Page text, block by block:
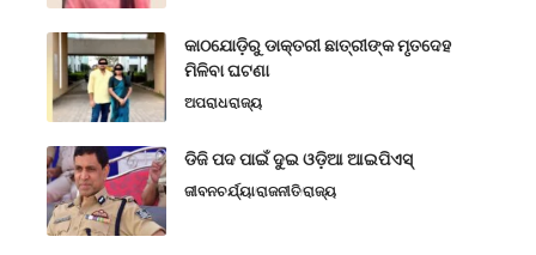
କାଠଯୋଡ଼ିରୁ ଡାକ୍ତରୀ ଛାତ୍ରୀଙ୍କ ମୃତଦେହ
ମିଳିବା ଘଟଣା
ଅପରାଧରାଜ୍ୟ
ଡିଜି ପଦ ପାଇଁ ଦୁଇ ଓଡ଼ିଆ ଆଇପିଏସ୍
ଜୀବନଚର୍ଯ୍ୟାରାଜନୀତିରାଜ୍ୟ